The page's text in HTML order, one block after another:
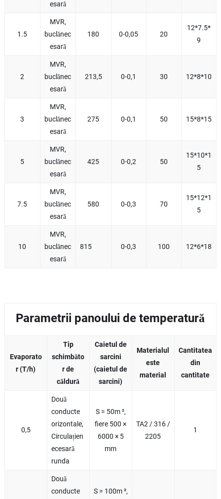
esară
1.5
MVR,
buclănec
esară
180 0-0,05 20
12*7.5*
9
2
MVR,
buclănec
esară
213,5 0-0,1 30 12*8*10
3
MVR,
buclănec
esară
275 0-0,1 50 15*8*15
5
MVR,
buclănec
esară
425 0-0,2 50
15*10*1
5
7.5
MVR,
buclănec
esară
580 0-0,3 70
15*12*1
5
10
MVR,
buclănec
esară
815 0-0,3 100 12*6*18
Parametrii panoului de temperatură
Evaporato
r (T/h)
Tip
schimbăto
r de
căldură
Caietul de
sarcini
(caietul de
sarcini)
Materialul
este
material
Cantitatea
din
cantitate
0,5
Două
conducte
orizontale,
Circulațien
ecesară
runda
S = 50m ²,
fiere 500 ×
6000 × 5
mm
TA2 / 316 /
2205
1
Două
conducte
S = 100m ²,